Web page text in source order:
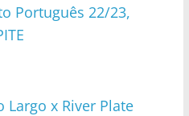
Português 22/23,
Largo x River Plate